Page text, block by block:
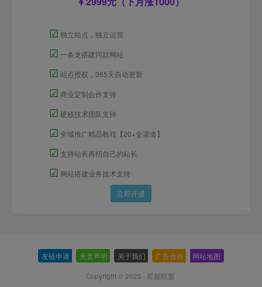
☑ 独立站点，独立运营
☑ 一条龙搭建同款网站
☑ 站点授权，365天自动更新
☑ 商业定制合作支持
☑ 硬核技术团队支持
☑ 全域推广精品教程【20+全渠道】
☑ 支持站长再招自己的站长
☑ 网站搭建业务技术支持
立即开通
友链申请 免责声明 关于我们 广告合作 网站地图
Copyright © 2025 · 星舰联盟